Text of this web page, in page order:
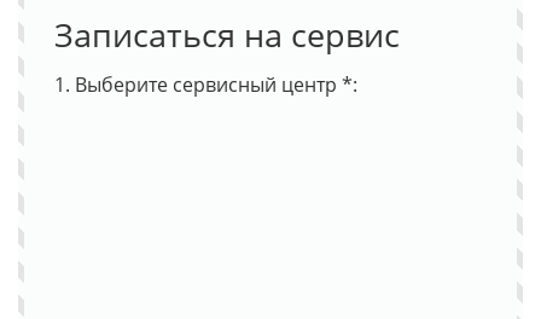
Записаться на сервис
1. Выберите сервисный центр *: